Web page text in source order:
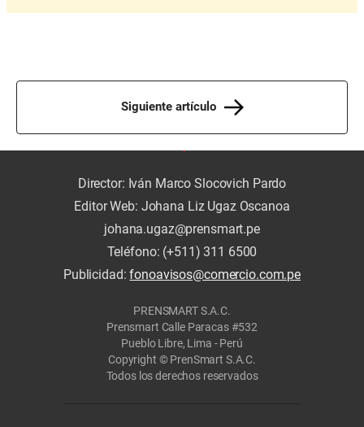
Siguiente artículo
Director: Iván Marco Slocovich Pardo
Editor Web: Johana Liz Ugaz Oscanoa
johana.ugaz@prensmart.pe
Teléfono: (+511) 311 6500
Publicidad:fonoavisos@comercio.com.pe
PRENSMART S.A.C.
Prensmart Calle Paracas #532
Pueblo Libre, Lima - Perú
Copyright © PrenSmart S.A.C.
Todos los derechos reservados